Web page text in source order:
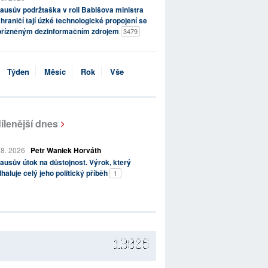
podržtaška v roli Babišova ministra
tají úzké technologické propojení se
dezinformačním zdrojem 3479
Týden Měsíc Rok Vše
dnes
2026
Petr Waniek Horváth
útok na důstojnost. Výrok, který
celý jeho politický příběh
1
13026